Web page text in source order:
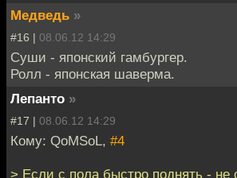
Медведь »
#16 | 08.06.12 14:29
Суши - японский гамбургер.
Ролл - японская шаверма.
Лепанто »
#17 | 08.06.12 14:29
Кому: QoMSoL, #4
> Если с пола быстро поднять - не